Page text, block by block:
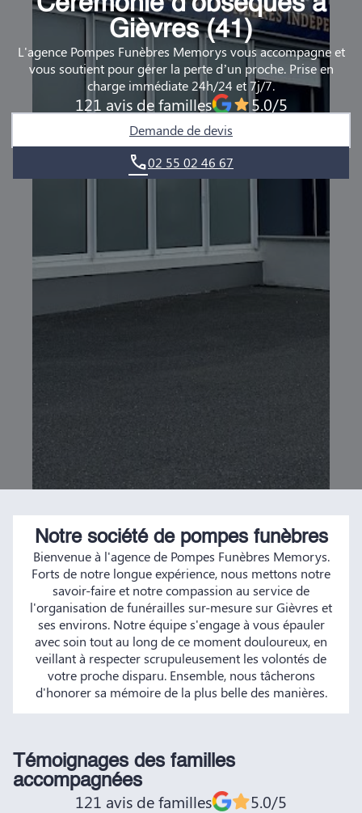
DEMANDE DE RENDEZ-VOUS EN AGENCE
QUI SOMMES-NOUS ?
NOUS REJOINDRE
Gièvres (41)
L'agence Pompes Funèbres Memorys vous accompagne et
vous soutient pour gérer la perte d’un proche. Prise en
charge immédiate 24h/24 et 7j/7.
121 avis de familles 5.0/5
Demande de devis
02 55 02 46 67
Notre société de pompes funèbres
Bienvenue à l'agence de Pompes Funèbres Memorys.
Forts de notre longue expérience, nous mettons notre
savoir-faire et notre compassion au service de
l'organisation de funérailles sur-mesure sur Gièvres et
ses environs. Notre équipe s'engage à vous épauler
avec soin tout au long de ce moment douloureux, en
veillant à respecter scrupuleusement les volontés de
votre proche disparu. Ensemble, nous tâcherons
d'honorer sa mémoire de la plus belle des manières.
Témoignages des familles
accompagnées
121 avis de familles 5.0/5